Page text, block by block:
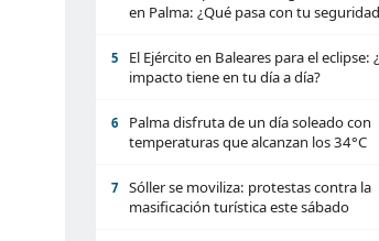
en Palma: ¿Qué pasa con tu
5
El Ejército en Baleares para el eclipse:
impacto tiene en tu día a día?
6
Palma disfruta de un día soleado con
temperaturas que alcanzan los 34°C
7
Sóller se moviliza: protestas contra la
masificación turística este sábado